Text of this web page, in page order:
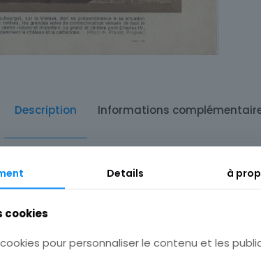
Description Informations
Details à
cookies
pour personnaliser le contenu et les